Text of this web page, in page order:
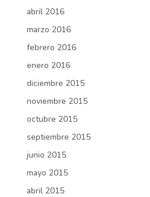
abril 2016
marzo 2016
febrero 2016
enero 2016
diciembre 2015
noviembre 2015
octubre 2015
septiembre 2015
junio 2015
mayo 2015
abril 2015